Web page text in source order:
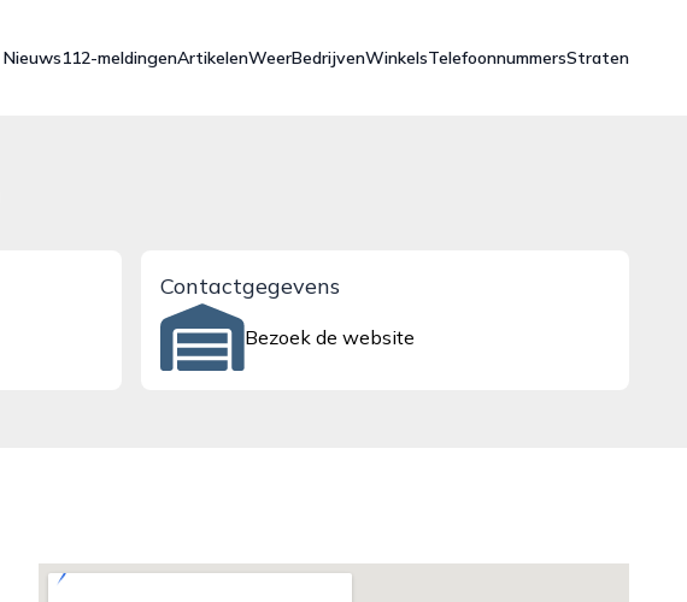
Nieuws112-meldingenArtikelenWeerBedrijvenWinkelsTelefoonnummersStraten
Contactgegevens
Bezoek de website